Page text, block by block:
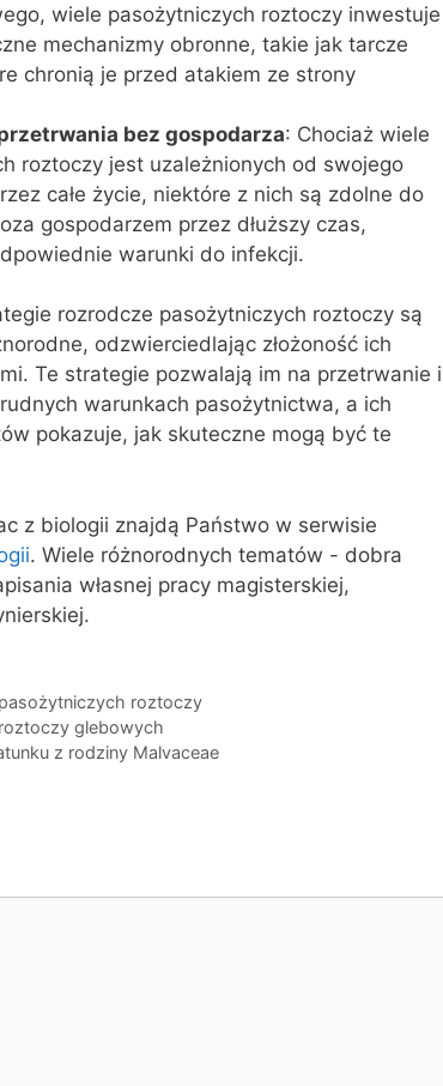
wiele pasożytniczych roztoczy inwestuje
mechanizmy obronne, takie jak tarcze
chronią je przed atakiem ze strony
bez gospodarza: Chociaż wiele
roztoczy jest uzależnionych od swojego
całe życie, niektóre z nich są zdolne do
gospodarzem przez dłuższy czas,
warunki do infekcji.
rozrodcze pasożytniczych roztoczy są
odzwierciedlając złożoność ich
Te strategie pozwalają im na przetrwanie i
warunkach pasożytnictwa, a ich
pokazuje, jak skuteczne mogą być te
z biologii znajdą Państwo w serwisie
. Wiele różnorodnych tematów - dobra
własnej pracy magisterskiej,
roztoczy
glebowych
z rodziny Malvaceae